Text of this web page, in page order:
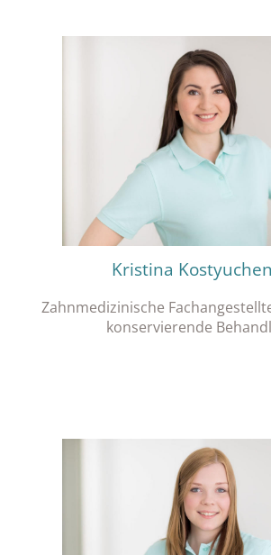
Kristina
Zahnmedizinische
konservierende